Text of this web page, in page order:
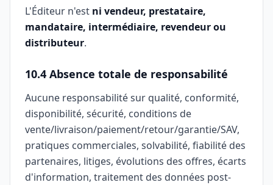
L'Éditeur n'est ni vendeur, prestataire,
mandataire, intermédiaire, revendeur ou
distributeur.
10.4 Absence totale de responsabilité
Aucune responsabilité sur qualité, conformité,
disponibilité, sécurité, conditions de
vente/livraison/paiement/retour/garantie/SAV,
pratiques commerciales, solvabilité, fiabilité des
partenaires, litiges, évolutions des offres, écarts
d'information, traitement des données post-